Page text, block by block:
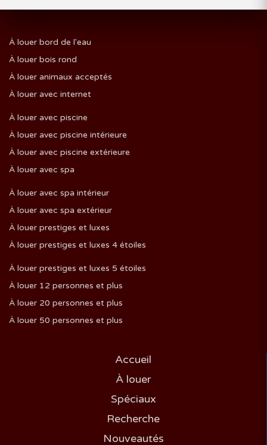
À louer bord de l'eau
À louer bois rond
À louer animaux acceptés
À louer avec internet
À louer avec piscine
À louer avec piscine intérieure
À louer avec piscine extérieure
À louer avec spa
À louer avec spa intérieur
À louer avec spa extérieur
À louer prestiges et luxes
À louer prestiges et luxes 4 étoiles
À louer prestiges et luxes 5 étoiles
À louer 12 personnes et plus
À louer 20 personnes et plus
À louer 50 personnes et plus
Accueil
À louer
Spéciaux
Recherche
Nouveautés